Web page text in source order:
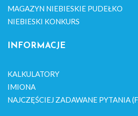
MAGAZYN NIEBIESKIE PUDEŁKO
NIEBIESKI KONKURS
INFORMACJE
KALKULATORY
IMIONA
NAJCZĘŚCIEJ ZADAWANE PYTANIA